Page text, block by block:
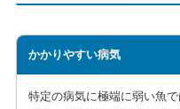
かかりやすい病気
特定の病気に極端に弱い魚